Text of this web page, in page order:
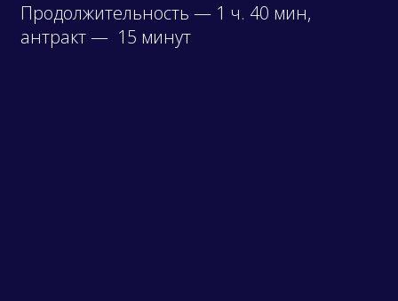
Продолжительность — 1 ч. 40 мин,
антракт — 15 минут